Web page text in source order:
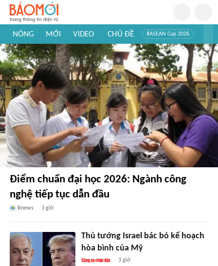
NÓNG MỚI VIDEO CHỦ ĐỀ #ASEAN Cup 2026
#Trí tuệ nhân tạo
#Khám phá Việt Nam
#Khám phá thế giới
Điểm chuẩn đại học 2026: Ngành công
nghệ tiếp tục dẫn đầu
Bnews 3 giờ
Thủ tướng Israel bác bỏ kế hoạch
hòa bình của Mỹ
3 giờ